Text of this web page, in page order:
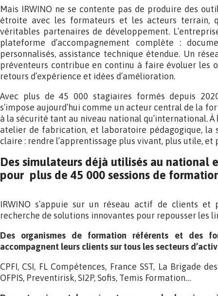
Mais IRWINO ne se contente pas de produire des
étroite avec les formateurs et les acteurs terrain,
véritables partenaires de développement.
plateforme d’accompagnement complète :
personnalisés, assistance technique étendue. Un
préventeurs contribue en continu à faire évoluer les
retours d’expérience et idées d’amélioration.
Avec plus de 45 000 stagiaires formés depuis
s’impose aujourd’hui comme un acteur central de la
à la sécurité tant au niveau national qu’international.
atelier de fabrication, et laboratoire pédagogique, la
claire : rendre l’apprentissage plus vivant, plus utile, et
Des simulateurs déjà utilisés au national
pour plus de 45 000 sessions de
IRWINO s’appuie sur un réseau actif de clients et
recherche de solutions innovantes pour repousser les
Des organismes de formation référents et des
accompagnent leurs clients sur tous les secteurs
CPFI, CSI, FL Compétences, France SST, La Brigade
OFPIS, Preventirisk, SI2P, Sofis, Temis Formation…